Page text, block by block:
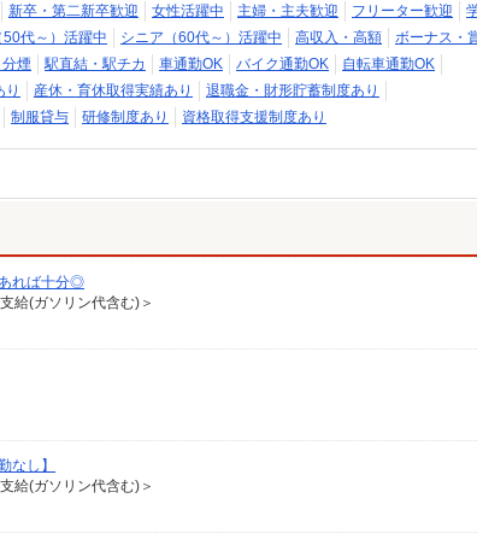
新卒・第二新卒歓迎 女性活躍中 主婦・主夫歓迎 フリーター歓迎
50代～）活躍中 シニア（60代～）活躍中 高収入・高額
ボーナス・
煙 駅直結・駅チカ 車通勤OK バイク通勤OK
自転車通勤OK
り 産休・育休取得実績あり
退職金・財形貯蓄制度あり
制服貸与 研修制度あり 資格取得支援制度あり
れば十分◎
給(ガソリン代含む)＞
なし】
給(ガソリン代含む)＞